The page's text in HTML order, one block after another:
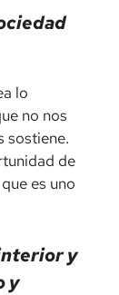
lo
no nos
sostiene.
de
es uno
y
y